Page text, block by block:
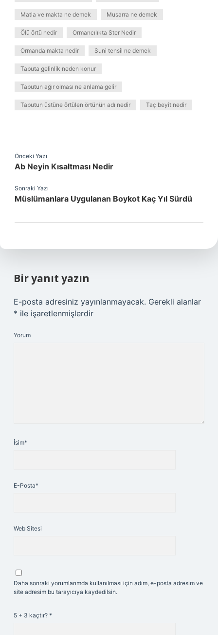
Matla ve makta ne demek Musarra ne demek
Ölü örtü nedir Ormancılıkta Ster Nedir
Ormanda makta nedir Suni tensil ne demek
Tabuta gelinlik neden konur
Tabutun ağır olması ne anlama gelir
Tabutun üstüne örtülen örtünün adı nedir Taç beyit nedir
Önceki Yazı
Ab Neyin Kısaltması Nedir
Sonraki Yazı
Müslümanlara Uygulanan Boykot Kaç Yıl Sürdü
Bir yanıt yazın
E-posta adresiniz yayınlanmayacak. Gerekli alanlar
* ile işaretlenmişlerdir
Yorum
İsim*
E-Posta*
Web Sitesi
Daha sonraki yorumlarımda kullanılması için adım, e-posta adresim ve
site adresim bu tarayıcıya kaydedilsin.
5 + 3 kaçtır? *